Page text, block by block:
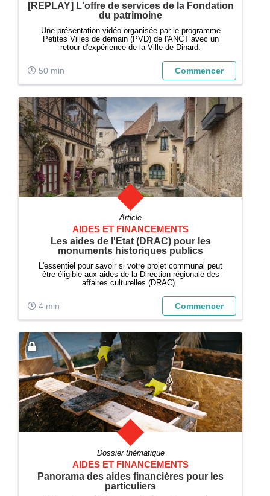
[REPLAY] L'offre de services de la Fondation
du patrimoine
Une présentation vidéo organisée par le programme
Petites Villes de demain (PVD) de l'ANCT avec un
retour d'expérience de la Ville de Dinard.
50 min Commencer
Article
AIDES ET FINANCEMENTS
Les aides de l'Etat (DRAC) pour les
monuments historiques publics
L'essentiel pour savoir si votre projet communal peut
être éligible aux aides de la Direction régionale des
affaires culturelles (DRAC).
4 min Commencer
Dossier thématique
AIDES ET FINANCEMENTS
Panorama des aides financières pour les
particuliers